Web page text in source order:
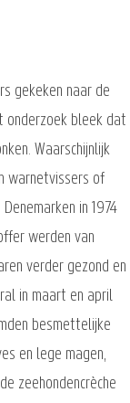
gekeken naar de
onderzoek bleek dat
Waarschijnlijk
warnetvissers of
in 1974
werden van
verder gezond en
in maart en april
besmettelijke
en lege magen,
zeehondencrèche